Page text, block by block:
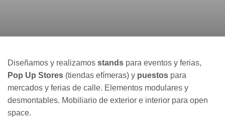
Diseñamos y realizamos stands para eventos y ferias,
Pop Up Stores (tiendas efímeras) y puestos para
mercados y ferias de calle. Elementos modulares y
desmontables. Mobiliario de exterior e interior para open
space.